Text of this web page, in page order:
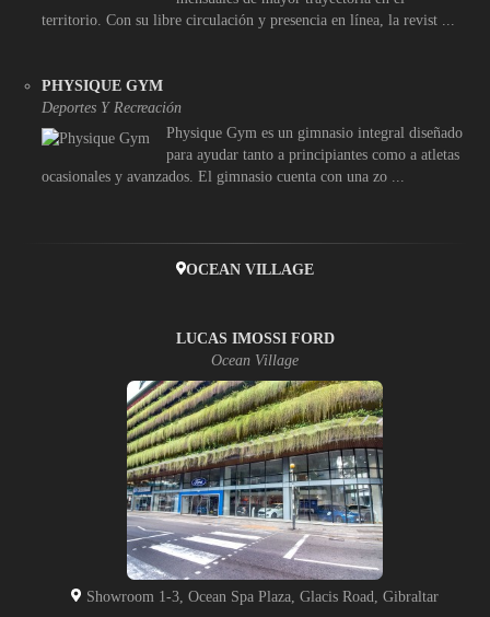
territorio. Con su libre circulación y presencia en línea, la revist ...
PHYSIQUE GYM
Deportes Y Recreación
Physique Gym es un gimnasio integral diseñado
para ayudar tanto a principiantes como a atletas
ocasionales y avanzados. El gimnasio cuenta con una zo ...
OCEAN VILLAGE
LUCAS IMOSSI FORD
Ocean Village
Showroom 1-3, Ocean Spa Plaza, Glacis Road, Gibraltar